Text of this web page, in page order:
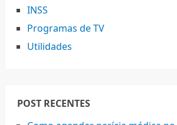
INSS
Programas de TV
Utilidades
POST RECENTES